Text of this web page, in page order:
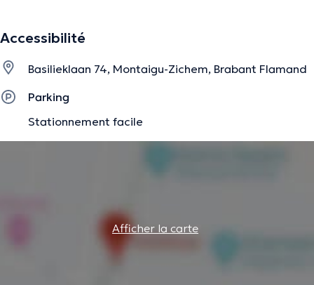
Accessibilité
Basilieklaan 74, Montaigu-Zichem, Brabant Flamand
Parking
Stationnement facile
Afficher la carte